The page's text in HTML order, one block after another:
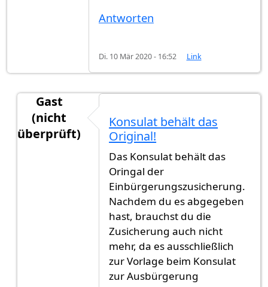
Antworten
Di. 10 Mär 2020 - 16:52 Link
Gast
(nicht
überprüft)
Konsulat behält das
Original!
Das Konsulat behält das
Oringal der
Einbürgerungszusicherung.
Nachdem du es abgegeben
hast, brauchst du die
Zusicherung auch nicht
mehr, da es ausschließlich
zur Vorlage beim Konsulat
zur Ausbürgerung